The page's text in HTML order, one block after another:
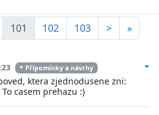
101 102 103 > »
* Připomínky a návrhy
ktera zjednodusene zni:
casem prehazu :)